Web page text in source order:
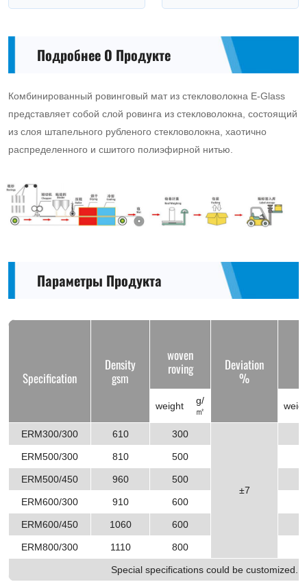
Подробнее О Продукте
Комбинированный ровинговый мат из стекловолокна E-Glass
представляет собой слой ровинга из стекловолокна, состоящий
из слоя штапельного рубленого стекловолокна, хаотично
распределенного и сшитого полиэфирной нитью.
Параметры Продукта
Specification
Density
gsm
woven
roving Deviation
%
weight
g/
㎡
ERM300/300 610 300
±7
ERM500/300 810 500
ERM500/450 960 500
ERM600/300 910 600
ERM600/450 1060 600
ERM800/300 1110 800
Special specifications could be customized.